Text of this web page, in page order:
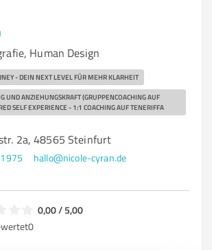
Human Design
- DEIN NEXT LEVEL FÜR MEHR KLARHEIT
UND ANZIEHUNGSKRAFT (GRUPPENCOACHING AUF
SELF EXPERIENCE - 1:1 COACHING AUF TENERIFFA
2a, 48565 Steinfurt
hallo@nicole-cyran.de
0,00 / 5,00
0